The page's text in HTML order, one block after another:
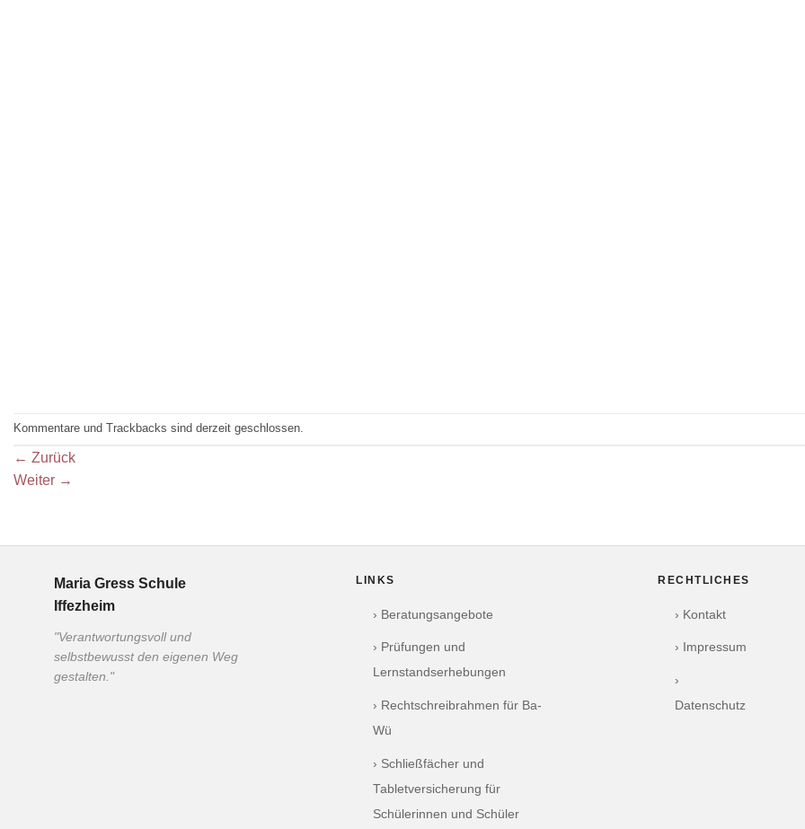
Kommentare und Trackbacks sind derzeit geschlossen.
← Zurück
Weiter →
Maria Gress Schule
Iffezheim
"Verantwortungsvoll und
selbstbewusst den eigenen Weg
gestalten."
LINKS
› Beratungsangebote
› Prüfungen und
Lernstandserhebungen
› Rechtschreibrahmen für Ba-
Wü
› Schließfächer und
Tabletversicherung für
Schülerinnen und Schüler
RECHTLICHES
› Kontakt
› Impressum
›
Datenschutz